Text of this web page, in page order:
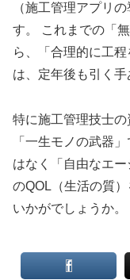
（施工管理アプリ
す。 これまでの「
ら、「合理的に工
は、定年後も引く手
特に施工管理技士
「一生モノの武器
はなく「自由なエ
のQOL（生活の質
いかがでしょうか。